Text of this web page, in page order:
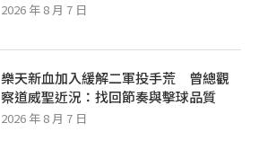
2026 年 8 月 7 日
樂天新血加入緩解二軍投手荒 曾總觀
察道威聖近況：找回節奏與擊球品質
2026 年 8 月 7 日